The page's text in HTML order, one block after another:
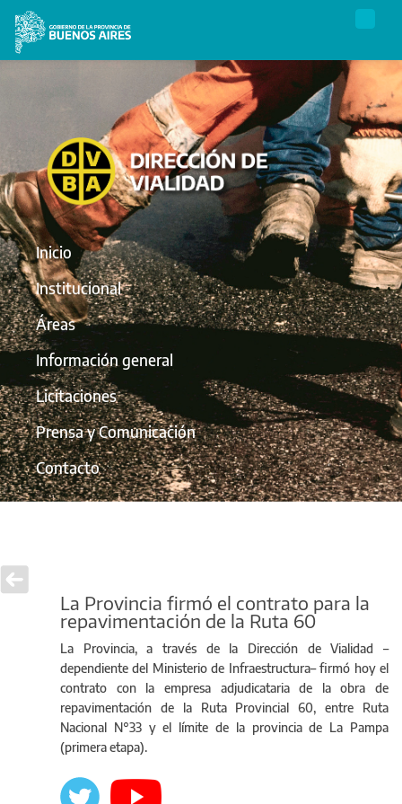
Inicio
Institucional
Áreas
Información general
Licitaciones
Prensa y Comunicación
Contacto
La Provincia firmó el contrato para la
repavimentación de la Ruta 60
La Provincia, a través de la Dirección de Vialidad –
dependiente del Ministerio de Infraestructura– firmó hoy el
contrato con la empresa adjudicataria de la obra de
repavimentación de la Ruta Provincial 60, entre Ruta
Nacional N°33 y el límite de la provincia de La Pampa
(primera etapa).